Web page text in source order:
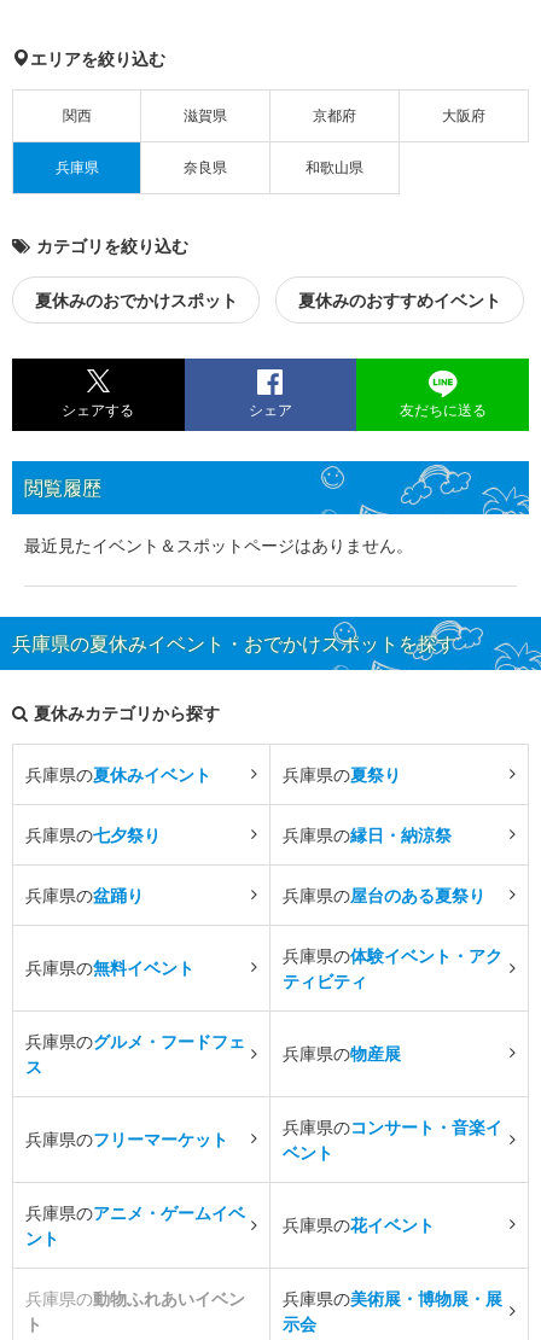
エリアを絞り込む
関西 滋賀県 京都府 大阪府
兵庫県 奈良県 和歌山県
カテゴリを絞り込む
夏休みのおでかけスポット 夏休みのおすすめイベント
シェアする シェア 友だちに送る
閲覧履歴
最近見たイベント＆スポットページはありません。
兵庫県の夏休みイベント・おでかけスポットを探す
夏休みカテゴリから探す
兵庫県の夏休みイベント 兵庫県の夏祭り
兵庫県の七夕祭り 兵庫県の縁日・納涼祭
兵庫県の盆踊り 兵庫県の屋台のある夏祭り
兵庫県の無料イベント
兵庫県の体験イベント・アク
ティビティ
兵庫県のグルメ・フードフェ
ス
兵庫県の物産展
兵庫県のフリーマーケット
兵庫県のコンサート・音楽イ
ベント
兵庫県のアニメ・ゲームイベ
ント
兵庫県の花イベント
兵庫県の動物ふれあいイベン
ト
兵庫県の美術展・博物展・展
示会